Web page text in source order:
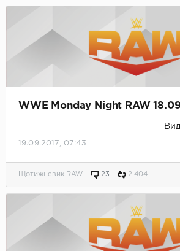
WWE Monday Night RAW
19.09.2017, 07:43
Щотижневик RAW 23 2 404